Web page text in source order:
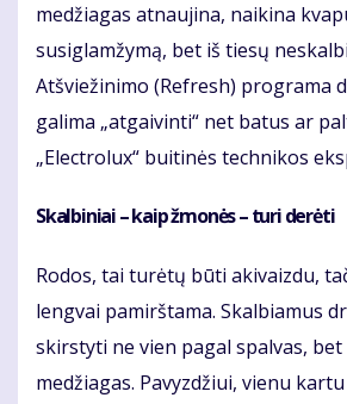
medžiagas atnaujina, naikina
susiglamžymą, bet iš tiesų
Atšviežinimo (Refresh) programa
galima „atgaivinti“ net batus ar
„Electrolux“ buitinės technikos
Skalbiniai – kaip žmonės – turi derėti
Rodos, tai turėtų būti akivaizdu,
lengvai pamirštama. Skalbiamus
skirstyti ne vien pagal spalvas,
medžiagas. Pavyzdžiui, vienu